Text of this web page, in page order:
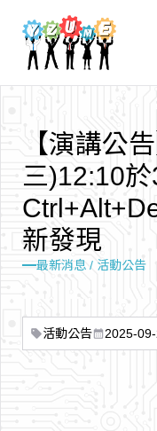
最新消息 / 活動公告
【演講公告
三)12:10於
Ctrl+Alt+D
新發現
sell活動公告calendar_month 2025-